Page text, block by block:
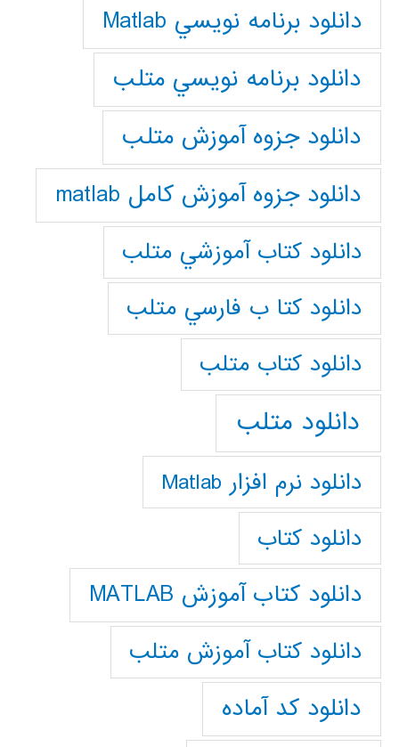
دانلود برنامه نويسي Matlab
دانلود برنامه نويسي متلب
دانلود جزوه آموزش متلب
دانلود جزوه آموزش کامل matlab
دانلود كتاب آموزشي متلب
دانلود كتا ب فارسي متلب
دانلود كتاب متلب
دانلود متلب
دانلود نرم افزار Matlab
دانلود کتاب
دانلود کتاب آموزش MATLAB
دانلود کتاب آموزش متلب
دانلود کد آماده